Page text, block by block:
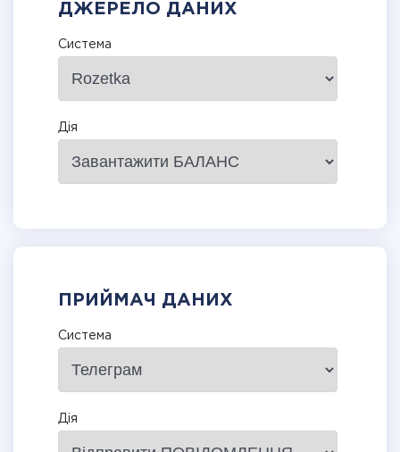
ДЖЕРЕЛО ДАНИХ
Система
Дія
ПРИЙМАЧ ДАНИХ
Система
Дія